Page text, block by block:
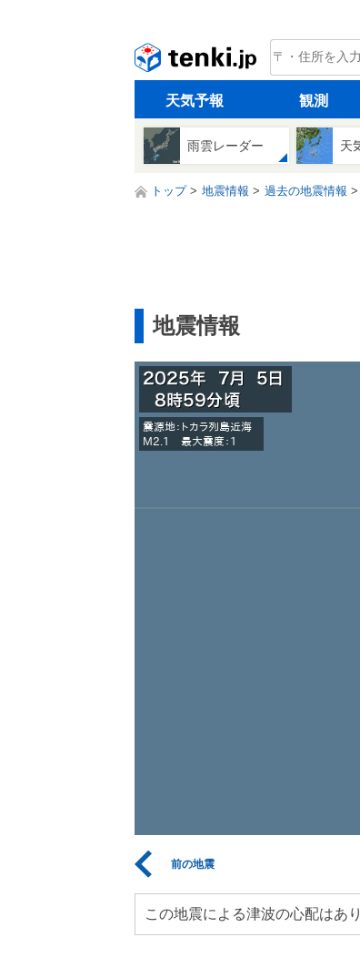
tenki.jp
天気予報 観測
雨雲レーダー 天
トップ 地震情報 過去の地震情報
地震情報
前の地震
この地震による津波の心配はあ